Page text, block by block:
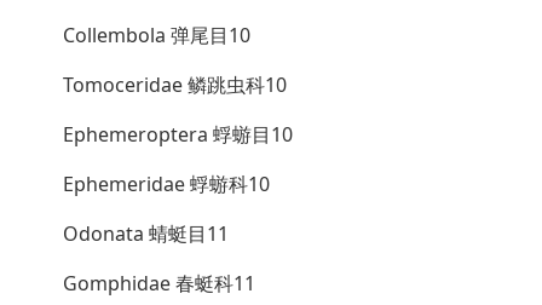
Collembola 弹尾目10
Tomoceridae 鳞跳虫科10
Ephemeroptera 蜉蝣目10
Ephemeridae 蜉蝣科10
Odonata 蜻蜓目11
Gomphidae 春蜓科11